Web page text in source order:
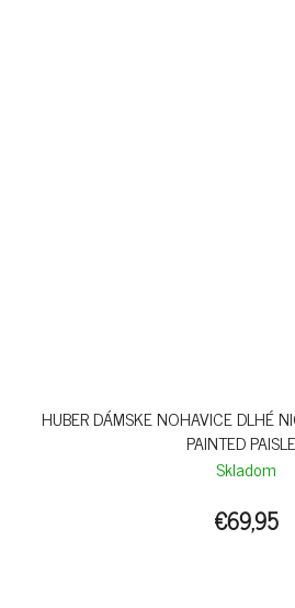
HUBER DÁMSKE NOHAVICE DLHÉ
PAINTED
Skladom
€69,95